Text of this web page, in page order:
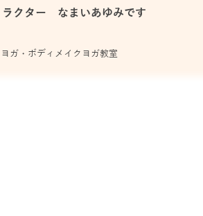
ラクター なまいあゆみです
ガ・ボディメイクヨガ教室